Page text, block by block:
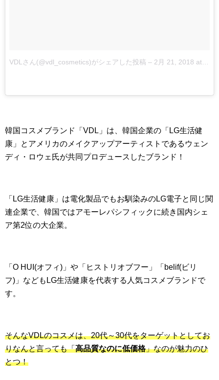
VDLさん(@vdl_cosmetics)がシェアした投稿 – 2月 21, 2018 at 12:37午前 PST
韓国コスメブランド「VDL」は、韓国企業の「LG生活健
康」とアメリカのメイクアップアーティストであるウェン
ディ・ロウェ氏が共同プロデュースしたブランド！
「LG生活健康」は電化製品でもお馴染みのLG電子と同じ関
連企業で、韓国ではアモーレパシフィックに続き国内シェ
ア第2位の大企業。
「O HUI(オフィ)」や「ヒストリオブフー」「belif(ビリ
フ)」などもLG生活健康を代表する人気コスメブランドで
す。
そんなVDLのコスメは、20代～30代をターゲットとしてお
りなんと言っても「高品質なのに低価格」なのが魅力のひ
とつ！